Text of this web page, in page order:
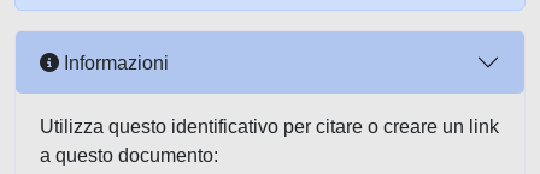
Informazioni
Utilizza questo identificativo per citare o creare un link
a questo documento: